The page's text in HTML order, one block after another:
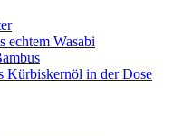
echtem Wasabi
Kürbiskernöl in der Dose